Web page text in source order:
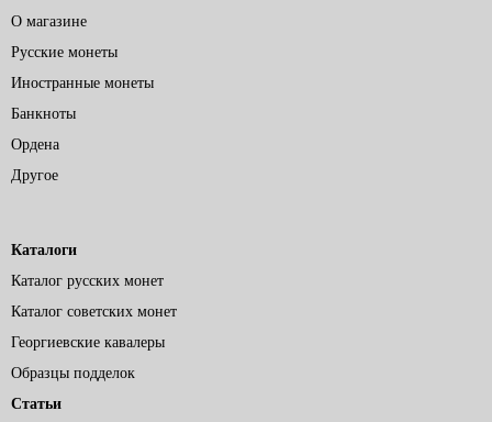
О магазине
Русские монеты
Иностранные монеты
Банкноты
Ордена
Другое
Каталоги
Каталог русских монет
Каталог советских монет
Георгиевские кавалеры
Образцы подделок
Статьи